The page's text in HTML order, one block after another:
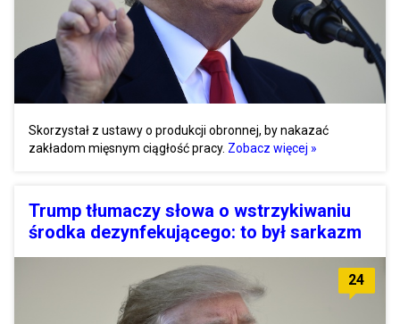
Skorzystał z ustawy o produkcji obronnej, by nakazać
zakładom mięsnym ciągłość pracy. Zobacz więcej »
Trump tłumaczy słowa o wstrzykiwaniu
środka dezynfekującego: to był sarkazm
24